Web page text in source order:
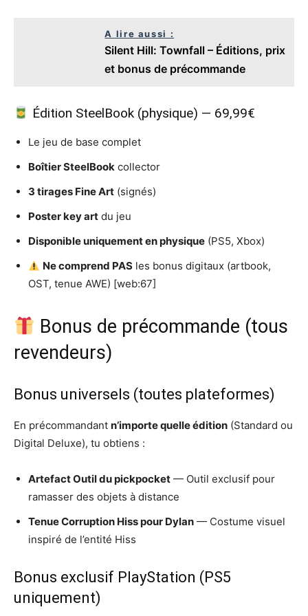
A lire aussi :
Silent Hill: Townfall – Éditions, prix
et bonus de précommande
Édition SteelBook (physique) — 69,99€
Le jeu de base complet
Boîtier SteelBook collector
3 tirages Fine Art (signés)
Poster key art du jeu
Disponible uniquement en physique (PS5, Xbox)
Ne comprend PAS les bonus digitaux (artbook,
OST, tenue AWE) [web:67]
Bonus de précommande (tous
revendeurs)
Bonus universels (toutes plateformes)
En précommandant n’importe quelle édition (Standard ou
Digital Deluxe), tu obtiens :
Artefact Outil du pickpocket — Outil exclusif pour
ramasser des objets à distance
Tenue Corruption Hiss pour Dylan — Costume visuel
inspiré de l’entité Hiss
Bonus exclusif PlayStation (PS5
uniquement)